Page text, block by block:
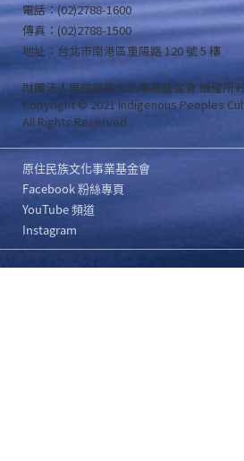
電話：(02)2788-1600
傳真：(02)2788-1500
地址：台北市南港區重陽路 120 號 5 樓
財團法人原住民族文化事業基金會 版權所
Copyright © 2021 Indigenous Peoples
All Rights Reserved .
原住民族文化事業基金會
Facebook 粉絲專頁
YouTube 頻道
Instagram